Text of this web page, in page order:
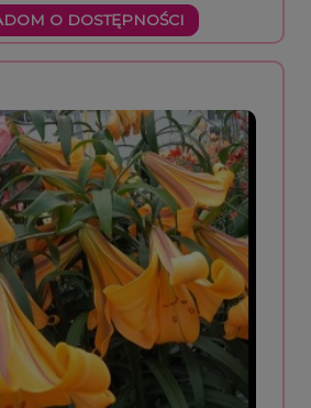
O DOSTĘPNOŚCI